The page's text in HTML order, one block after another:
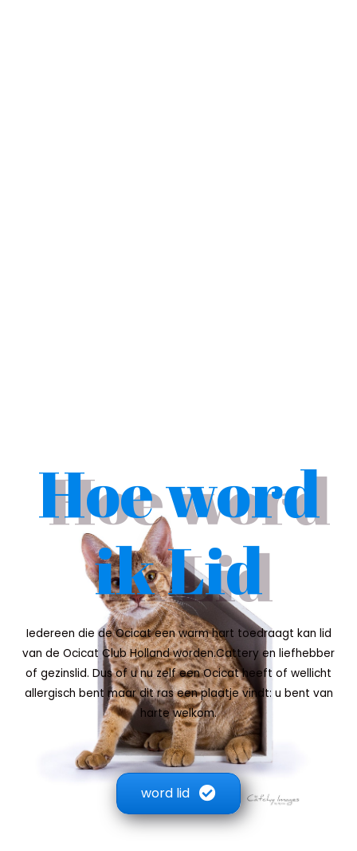
Hoe word
ik Lid
Iedereen die de Ocicat een warm hart toedraagt kan lid
van de Ocicat Club Holland worden.Cattery en liefhebber
of gezinslid. Dus of u nu zelf een Ocicat heeft of wellicht
allergisch bent maar dit ras een plaatje vindt: u bent van
harte welkom.
word lid